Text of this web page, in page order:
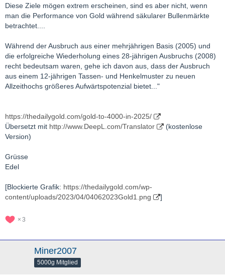
Diese Ziele mögen extrem erscheinen, sind es aber nicht, wenn
man die Performance von Gold während säkularer Bullenmärkte
betrachtet....
Während der Ausbruch aus einer mehrjährigen Basis (2005) und
die erfolgreiche Wiederholung eines 28-jährigen Ausbruchs (2008)
recht bedeutsam waren, gehe ich davon aus, dass der Ausbruch
aus einem 12-jährigen Tassen- und Henkelmuster zu neuen
Allzeithochs größeres Aufwärtspotenzial bietet..."
https://thedailygold.com/gold-to-4000-in-2025/
Übersetzt mit http://www.DeepL.com/Translator
(kostenlose
Version)
Grüsse
Edel
[Blockierte Grafik: https://thedailygold.com/wp-
content/uploads/2023/04/04062023Gold1.png
]
3
Miner2007
5000g Mitglied